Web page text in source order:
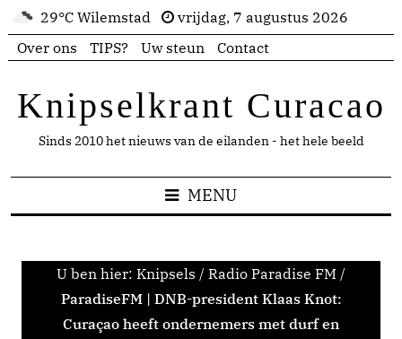
29°C Wilemstad
vrijdag, 7 augustus 2026
Over ons
TIPS? Uw steun Contact
Knipselkrant Curacao
Sinds 2010 het nieuws van de eilanden - het hele beeld
MENU
U ben hier: Knipsels / Radio Paradise FM /
ParadiseFM | DNB-president Klaas Knot:
Curaçao heeft ondernemers met durf en